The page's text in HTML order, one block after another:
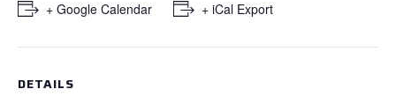
+ Google Calendar + iCal Export
DETAILS